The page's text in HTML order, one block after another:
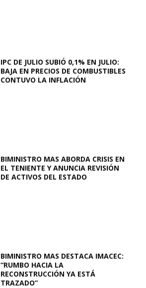
IPC DE JULIO SUBIÓ 0,1% EN JULIO:
BAJA EN PRECIOS DE COMBUSTIBLES
CONTUVO LA INFLACIÓN
BIMINISTRO MAS ABORDA CRISIS EN
EL TENIENTE Y ANUNCIA REVISIÓN
DE ACTIVOS DEL ESTADO
BIMINISTRO MAS DESTACA IMACEC:
“RUMBO HACIA LA
RECONSTRUCCIÓN YA ESTÁ
TRAZADO”